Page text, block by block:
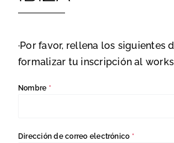
·Por favor, rellena los siguientes
formalizar tu inscripción al
Nombre *
Dirección de correo electrónico *